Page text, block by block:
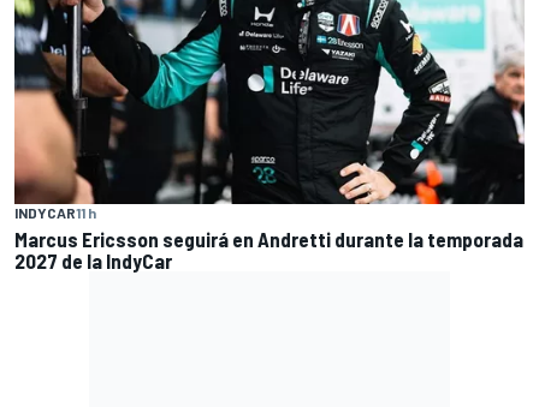
INDYCAR11 h
Marcus Ericsson seguirá en Andretti durante la temporada
2027 de la IndyCar